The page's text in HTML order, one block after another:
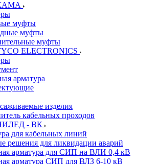
муфты
муфты
муфты
ELECTRONICS
арматура
изделия
кабельных проходов
- ВК
для кабельных линий
решения для ликвидации аварий
арматура для СИП на ВЛИ 0,4 кВ
арматура СИП для ВЛЗ 6-10 кВ